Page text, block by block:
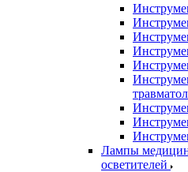
Лампы
осветителей